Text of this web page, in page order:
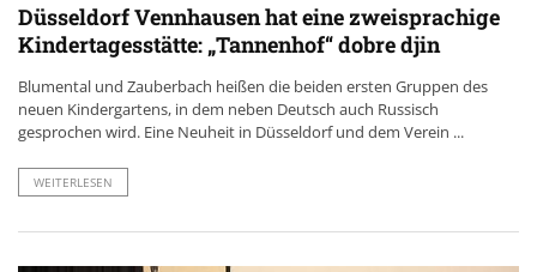
Düsseldorf Vennhausen hat eine zweisprachige
Kindertagesstätte: „Tannenhof“ dobre djin
Blumental und Zauberbach heißen die beiden ersten Gruppen des
neuen Kindergartens, in dem neben Deutsch auch Russisch
gesprochen wird. Eine Neuheit in Düsseldorf und dem Verein ...
WEITERLESEN